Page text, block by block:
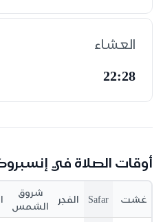
العشاء
22:28
أوقات الصلاة في
غشت Safar الفجر
شروق
الشمس